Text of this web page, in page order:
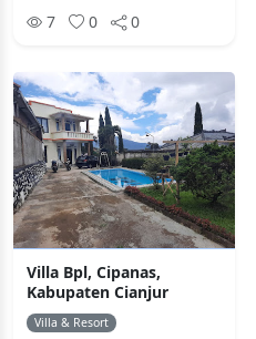
7 0 0
Villa Bpl, Cipanas,
Kabupaten Cianjur
Villa & Resort